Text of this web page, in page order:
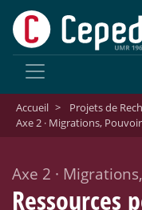
Accueil > Projets de
Axe 2 · Migrations,
Axe 2 ·
Ressources